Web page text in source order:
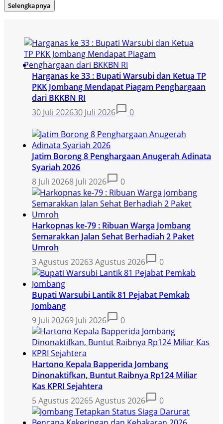
Selengkapnya
Harganas ke 33 : Bupati Warsubi dan Ketua TP
PKK Jombang Mendapat Piagam Penghargaan
dari BKKBN RI
30 Juli 202630 Juli 2026 0
Jatim Borong 8 Penghargaan Anugerah Adinata
Syariah 2026
8 Juli 20268 Juli 2026 0
Harkopnas ke-79 : Ribuan Warga Jombang
Semarakkan Jalan Sehat Berhadiah 2 Paket
Umroh
3 Agustus 20263 Agustus 2026 0
Bupati Warsubi Lantik 81 Pejabat Pemkab
Jombang
9 Juli 20269 Juli 2026 0
Hartono Kepala Bapperida Jombang
Dinonaktifkan, Buntut Raibnya Rp124 Miliar
Kas KPRI Sejahtera
5 Agustus 20265 Agustus 2026 0